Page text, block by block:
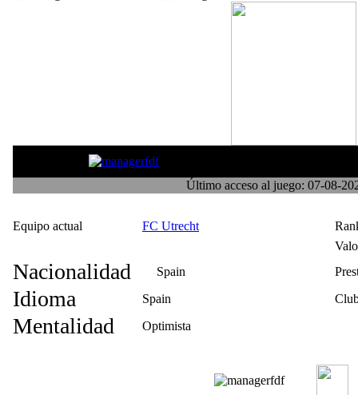
Último acceso al juego: 07-08-
Equipo actual FC Utrecht
Nacionalidad Spain
Idioma Spain
Mentalidad Optimista